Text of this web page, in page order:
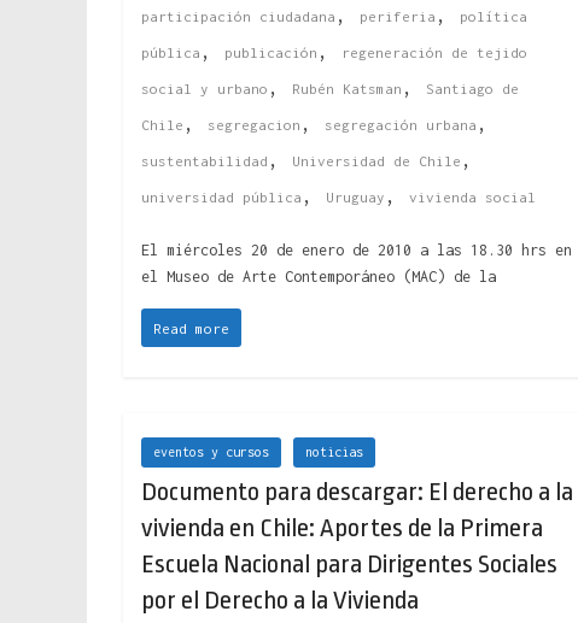
participación ciudadana , periferia , política
pública , publicación , regeneración de tejido
social y urbano , Rubén Katsman , Santiago de
Chile , segregacion , segregación urbana ,
sustentabilidad , Universidad de Chile ,
universidad pública , Uruguay , vivienda social
El miércoles 20 de enero de 2010 a las 18.30 hrs en
el Museo de Arte Contemporáneo (MAC) de la
Read more
eventos y cursos noticias
Documento para descargar: El derecho a la
vivienda en Chile: Aportes de la Primera
Escuela Nacional para Dirigentes Sociales
por el Derecho a la Vivienda